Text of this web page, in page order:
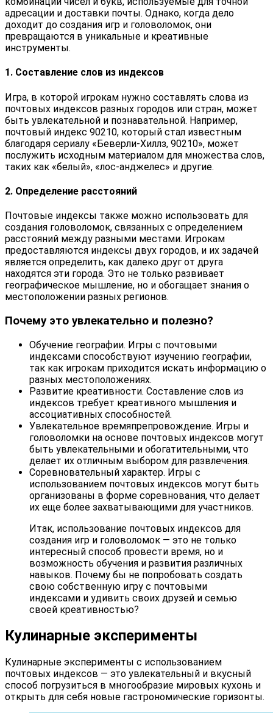
адресации и доставки почты. Однако, когда дело
доходит до создания игр и головоломок, они
превращаются в уникальные и креативные
инструменты.
1. Составление слов из индексов
Игра, в которой игрокам нужно составлять слова из
почтовых индексов разных городов или стран, может
быть увлекательной и познавательной. Например,
почтовый индекс 90210, который стал известным
благодаря сериалу «Беверли-Хиллз, 90210», может
послужить исходным материалом для множества слов,
таких как «белый», «лос-анджелес» и другие.
2. Определение расстояний
Почтовые индексы также можно использовать для
создания головоломок, связанных с определением
расстояний между разными местами. Игрокам
предоставляются индексы двух городов, и их задачей
является определить, как далеко друг от друга
находятся эти города. Это не только развивает
географическое мышление, но и обогащает знания о
местоположении разных регионов.
Почему это увлекательно и полезно?
Обучение географии. Игры с почтовыми
индексами способствуют изучению географии,
так как игрокам приходится искать информацию о
разных местоположениях.
Развитие креативности. Составление слов из
индексов требует креативного мышления и
ассоциативных способностей.
Увлекательное времяпрепровождение. Игры и
головоломки на основе почтовых индексов могут
быть увлекательными и обогатительными, что
делает их отличным выбором для развлечения.
Соревновательный характер. Игры с
использованием почтовых индексов могут быть
организованы в форме соревнования, что делает
их еще более захватывающими для участников.
Итак, использование почтовых индексов для
создания игр и головоломок — это не только
интересный способ провести время, но и
возможность обучения и развития различных
навыков. Почему бы не попробовать создать
свою собственную игру с почтовыми
индексами и удивить своих друзей и семью
своей креативностью?
Кулинарные эксперименты
Кулинарные эксперименты с использованием
почтовых индексов — это увлекательный и вкусный
способ погрузиться в многообразие мировых кухонь и
открыть для себя новые гастрономические горизонты.